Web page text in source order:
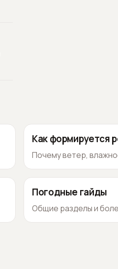
Как формируется
Почему ветер,
Погодные гайды
Общие разделы и